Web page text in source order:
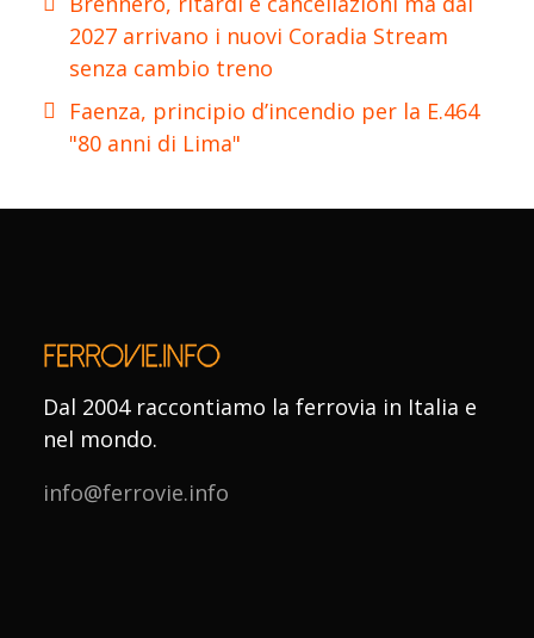
2027 arrivano i nuovi Coradia Stream
senza cambio treno
Faenza, principio d’incendio per la E.464
"80 anni di Lima"
Dal 2004 raccontiamo la ferrovia in Italia e
nel mondo.
info@ferrovie.info